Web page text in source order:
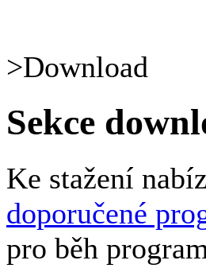
>Download
Sekce
Ke stažení
doporučené
pro běh